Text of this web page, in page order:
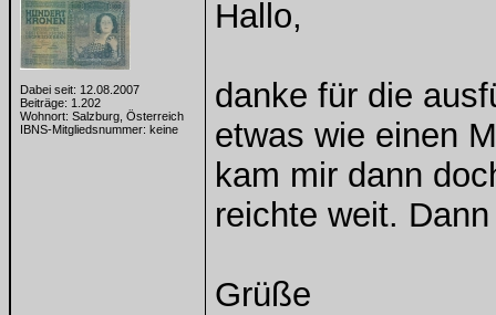
Dabei seit: 12.08.2007
Beiträge: 1.202
Wohnort: Salzburg, Österreich
IBNS-Mitgliedsnummer: keine
Hallo,
danke für die
etwas wie einen
kam mir dann
reichte weit.
Grüße